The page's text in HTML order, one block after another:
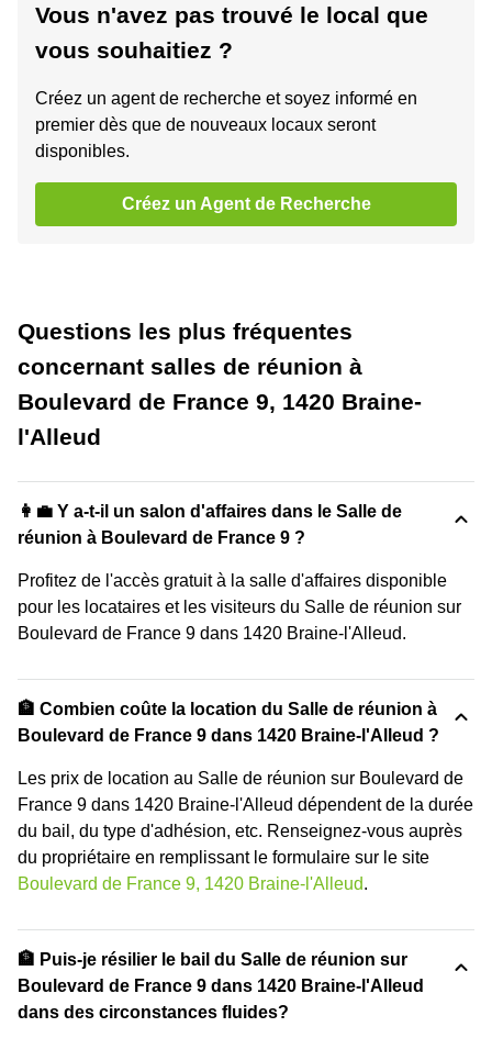
Vous n'avez pas trouvé le local que
vous souhaitiez ?
Créez un agent de recherche et soyez informé en
premier dès que de nouveaux locaux seront
disponibles.
Créez un Agent de Recherche
Questions les plus fréquentes
concernant salles de réunion à
Boulevard de France 9, 1420 Braine-
l'Alleud
👩‍💼 Y a-t-il un salon d'affaires dans le Salle de
réunion à Boulevard de France 9 ?
Profitez de l'accès gratuit à la salle d'affaires disponible
pour les locataires et les visiteurs du Salle de réunion sur
Boulevard de France 9 dans 1420 Braine-l'Alleud.
🏦 Combien coûte la location du Salle de réunion à
Boulevard de France 9 dans 1420 Braine-l'Alleud ?
Les prix de location au Salle de réunion sur Boulevard de
France 9 dans 1420 Braine-l'Alleud dépendent de la durée
du bail, du type d'adhésion, etc. Renseignez-vous auprès
du propriétaire en remplissant le formulaire sur le site
Boulevard de France 9, 1420 Braine-l'Alleud.
🏦 Puis-je résilier le bail du Salle de réunion sur
Boulevard de France 9 dans 1420 Braine-l'Alleud
dans des circonstances fluides?